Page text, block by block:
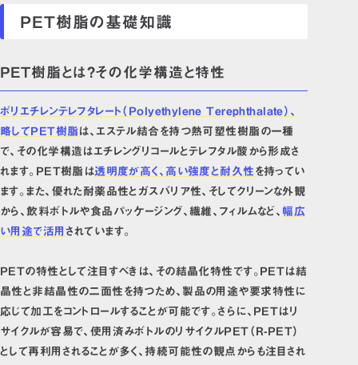
PET樹脂の基礎知識
PET樹脂とは？その化学構造と特性
ポリエチレンテレフタレート（Polyethylene Terephthalate）、
略してPET樹脂 は、エステル結合を持つ熱可塑性樹脂の一種
で、その化学構造はエチレングリコールとテレフタル酸から形成さ
れます。PET樹脂は透明度が高く、高い強度と耐久性 を持ってい
ます。また、優れた耐薬品性とガスバリア性、そしてクリーンな外観
から、飲料ボトルや食品パッケージング、繊維、フィルムなど、 幅広
い用途で活用 されています。
PETの特性として注目すべきは、その結晶化特性です。PETは結
晶性と非結晶性の二面性を持つため、製品の用途や要求特性に
応じて加工をコントロールすることが可能です。さらに、PETはリ
サイクルが容易で、使用済みボトルのリサイクルPET（R-PET）
として再利用されることが多く、持続可能性の観点からも注目され